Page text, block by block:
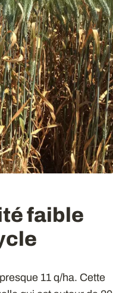
faible
11 q/ha. Cette